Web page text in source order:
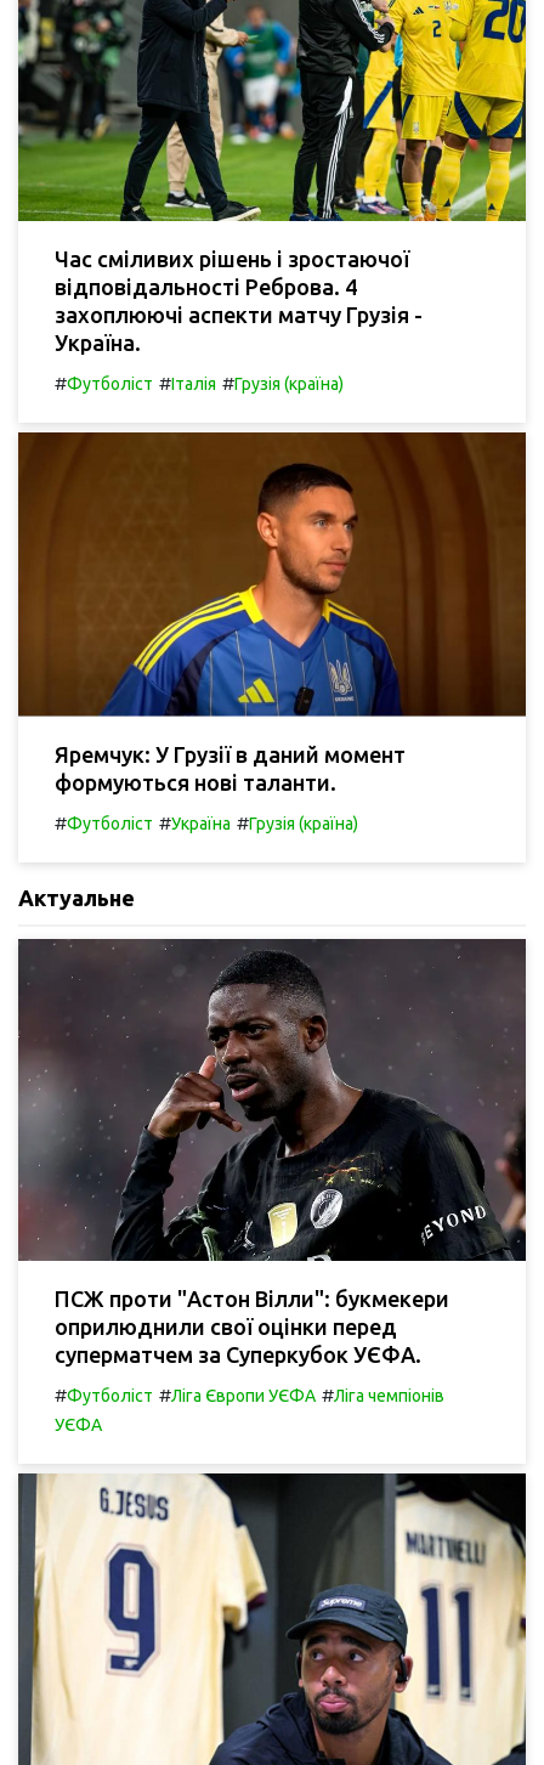
Час сміливих рішень і зростаючої
відповідальності Реброва. 4
захоплюючі аспекти матчу Грузія -
Україна.
#Футболіст #Італія #Грузія (країна)
Яремчук: У Грузії в даний момент
формуються нові таланти.
#Футболіст #Україна #Грузія (країна)
Актуальне
ПСЖ проти "Астон Вілли": букмекери
оприлюднили свої оцінки перед
суперматчем за Суперкубок УЄФА.
#Футболіст #Ліга Європи УЄФА #Ліга чемпіонів
УЄФА